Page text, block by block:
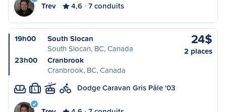
Trev 4,6 7 conduits
19h00
South Slocan
South Slocan, BC, Canada
23h00
Cranbrook
Cranbrook, BC, Canada
24$
2 places
L Dodge Caravan Gris Pâle '03